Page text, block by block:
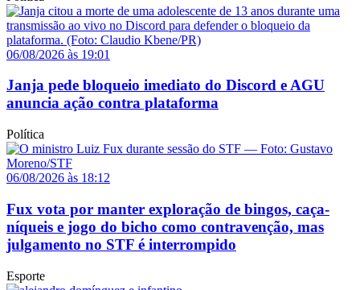
06/08/2026 às 19:01
Janja pede bloqueio imediato do Discord e AGU
anuncia ação contra plataforma
Política
06/08/2026 às 18:12
Fux vota por manter exploração de bingos, caça-
níqueis e jogo do bicho como contravenção, mas
julgamento no STF é interrompido
Esporte